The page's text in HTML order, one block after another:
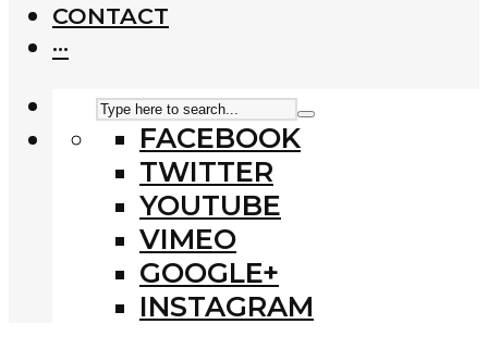
CONTACT
···
FACEBOOK
TWITTER
YOUTUBE
VIMEO
GOOGLE+
INSTAGRAM